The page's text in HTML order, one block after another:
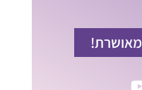
מאושרת!